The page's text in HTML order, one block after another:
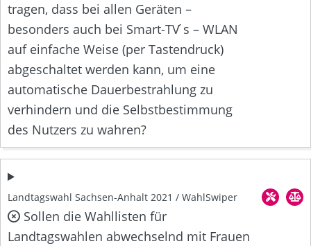
tragen, dass bei allen Geräten –
besonders auch bei Smart-TV ́s – WLAN
auf einfache Weise (per Tastendruck)
abgeschaltet werden kann, um eine
automatische Dauerbestrahlung zu
verhindern und die Selbstbestimmung
des Nutzers zu wahren?
Landtagswahl Sachsen-Anhalt 2021 / WahlSwiper
Sollen die Wahllisten für
Landtagswahlen abwechselnd mit Frauen